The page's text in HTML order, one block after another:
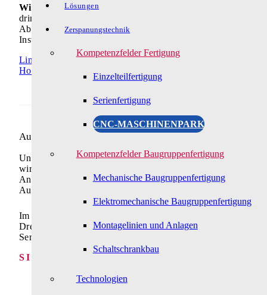
Lösungen
Zerspanungstechnik
Kompetenzfelder Fertigung
Einzelteilfertigung
Serienfertigung
CNC-MASCHINENPARK
Kompetenzfelder Baugruppenfertigung
Mechanische Baugruppenfertigung
Elektromechanische Baugruppenfertigung
Montagelinien und Anlagen
Schaltschrankbau
Technologien
Wir übernehmen den kompletten Versand für Sie
dringenden Fällen sorgen wir für die schnelle und
Abholung sowie für die schnellstmögliche Auslieferung Ihres
Instandsetzungspakets.
Link zu: Hol- und Bringservice
Hol- und Bringservice
Automation und Zerspanungstechnik
Unter Einsatz von wegweisenden Technologien gehören
wir seit 30 Jahren zu den führenden und innovativen
Anbietern von standardisierten Systemlösungen in der
Automation.
Im Bereich Zerspanungstechnik liefern wir hochwertige
Dreh-, Fräs- und Drahterodierteile als Einzelteile oder in
Serie.
SITEMAP
Industrielle Automation